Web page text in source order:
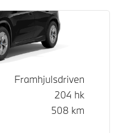
Framhjulsdriven
204 hk
508 km